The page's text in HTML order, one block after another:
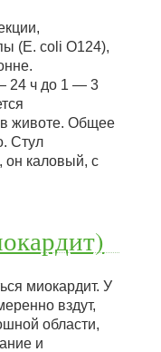
(Е. coli O124),
24 ч до 1 — 3
в животе. Общее
Стул
он каловый, с
миокардит. У
вздут,
области,
и